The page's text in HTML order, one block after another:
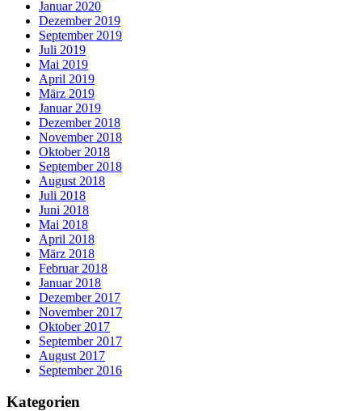
Januar 2020
Dezember 2019
September 2019
Juli 2019
Mai 2019
April 2019
März 2019
Januar 2019
Dezember 2018
November 2018
Oktober 2018
September 2018
August 2018
Juli 2018
Juni 2018
Mai 2018
April 2018
März 2018
Februar 2018
Januar 2018
Dezember 2017
November 2017
Oktober 2017
September 2017
August 2017
September 2016
Kategorien